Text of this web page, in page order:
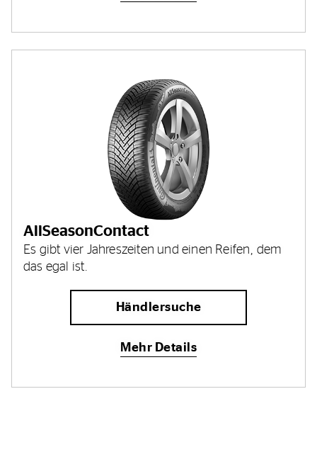
AllSeasonContact
Es gibt vier Jahreszeiten und einen Reifen, dem
das egal ist.
Händlersuche
Mehr Details